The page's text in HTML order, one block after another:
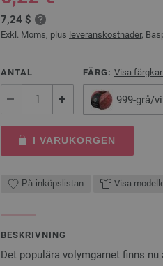
7,24 $
Exkl. Moms, plus leveranskostnader,
ANTAL FÄRG: Visa
999-grå/
I VARUKORGEN
På inköpslistan Visa
BESKRIVNING
Det populära volymgarnet finns